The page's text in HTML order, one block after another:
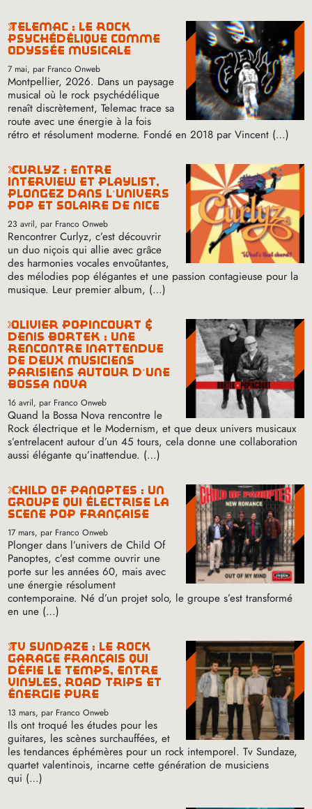
telemac : le rock
psychédélique comme
odyssée musicale
7 mai, par Franco Onweb
Montpellier, 2026. Dans un paysage
musical où le rock psychédélique
renaît discrètement, Telemac trace sa
route avec une énergie à la fois
rétro et résolument moderne. Fondé en 2018 par Vincent (…)
curlyz : entre
interview et playlist,
plongez dans l’univers
pop et solaire de nice
23 avril, par Franco Onweb
Rencontrer Curlyz, c’est découvrir
un duo niçois qui allie avec grâce
des harmonies vocales envoûtantes,
des mélodies pop élégantes et une passion contagieuse pour la
musique. Leur premier album, (…)
olivier popincourt &
denis bortek : une
rencontre inattendue
de deux musiciens
parisiens autour d’une
bossa nova
16 avril, par Franco Onweb
Quand la Bossa Nova rencontre le
Rock électrique et le Modernism, et que deux univers musicaux
s’entrelacent autour d’un 45 tours, cela donne une collaboration
aussi élégante qu’inattendue. (…)
child of panoptes : un
groupe qui électrise la
scène pop française
17 mars, par Franco Onweb
Plonger dans l’univers de Child Of
Panoptes, c’est comme ouvrir une
porte sur les années 60, mais avec
une énergie résolument
contemporaine. Né d’un projet solo, le groupe s’est transformé
en une (…)
tv sundaze : le rock
garage français qui
défie le temps, entre
vinyles, road trips et
énergie pure
13 mars, par Franco Onweb
Ils ont troqué les études pour les
guitares, les scènes surchauffées, et
les tendances éphémères pour un rock intemporel. Tv Sundaze,
quartet valentinois, incarne cette génération de musiciens
qui (…)